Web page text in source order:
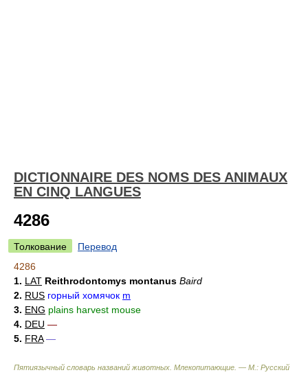
DICTIONNAIRE DES NOMS DES ANIMAUX
EN CINQ LANGUES
4286
Толкование
Перевод
4286
1. LAT Reithrodontomys montanus Baird
2. RUS горный хомячок m
3. ENG plains harvest mouse
4. DEU —
5. FRA —
Пятиязычный словарь названий животных. Млекопитающие. — М.: Русский